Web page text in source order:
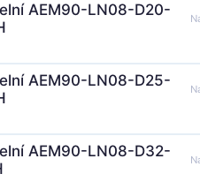
AEM90-LN08-D20-
AEM90-LN08-D25-
AEM90-LN08-D32-